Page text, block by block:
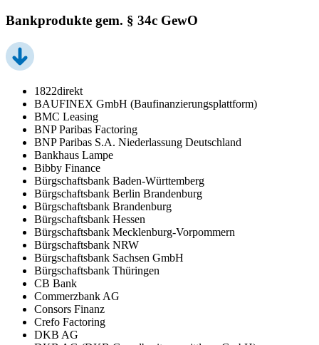
Bankprodukte gem. § 34c GewO
1822direkt
BAUFINEX GmbH (Baufinanzierungsplattform)
BMC Leasing
BNP Paribas Factoring
BNP Paribas S.A. Niederlassung Deutschland
Bankhaus Lampe
Bibby Finance
Bürgschaftsbank Baden-Württemberg
Bürgschaftsbank Berlin Brandenburg
Bürgschaftsbank Brandenburg
Bürgschaftsbank Hessen
Bürgschaftsbank Mecklenburg-Vorpommern
Bürgschaftsbank NRW
Bürgschaftsbank Sachsen GmbH
Bürgschaftsbank Thüringen
CB Bank
Commerzbank AG
Consors Finanz
Crefo Factoring
DKB AG